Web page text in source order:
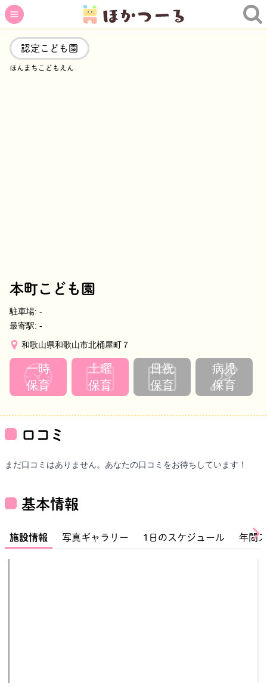
認定こども園
ほんまちこどもえん
本町こども園
駐車場: -
最寄駅: -
和歌山県和歌山市北桶屋町７
一時
保育
土曜
保育
日祝
保育
病児
保育
口コミ
まだ口コミはありません。あなたの口コミをお待ちしています！
基本情報
施設情報 写真ギャラリー 1日のスケジュール 年間